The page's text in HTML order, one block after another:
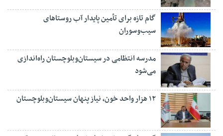
گام تازه برای تأمین پایدار آب روستاهای
سیب‌وسوران
مدرسه انتظامی در سیستان‌وبلوچستان راه‌اندازی
می‌شود
۱۲ هزار واحد خون، نیاز پنهان سیستان‌وبلوچستان